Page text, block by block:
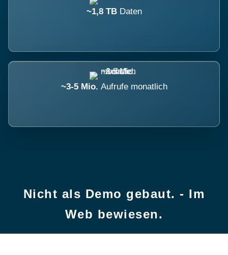
~1,8 TB Daten
~3-5 Mio. Aufrufe monatlich
Nicht als Demo gebaut. - Im
Web bewiesen.